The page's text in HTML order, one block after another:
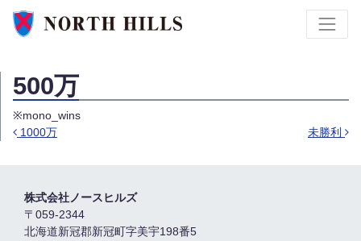
500万
※mono_wins
1000万 未勝利
株式会社ノースヒルズ
〒059-2344
北海道新冠郡新冠町字美宇198番5